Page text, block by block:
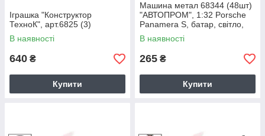
Іграшка "Конструктор
ТехноК", арт.6825 (3)
В наявності
640 ₴
Купити
Машина метал 68344 (48шт)
"АВТОПРОМ", 1:32 Porsche
Panamera S, батар, світло,
звук, відкр.двері, в кор
В наявності
265 ₴
Купити